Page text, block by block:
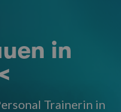
in
Trainerin in